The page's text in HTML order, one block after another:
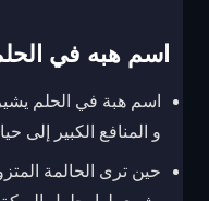
اسم هبه في
اسم هبة في الحلم
و المنافع الكبير إلى
حين ترى الحالمة